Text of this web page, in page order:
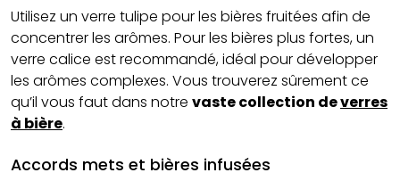
Utilisez un verre tulipe pour les bières fruitées afin de
concentrer les arômes. Pour les bières plus fortes, un
verre calice est recommandé, idéal pour développer
les arômes complexes. Vous trouverez sûrement ce
qu’il vous faut dans notre vaste collection deverres
à bière.
Accords mets et bières infusées